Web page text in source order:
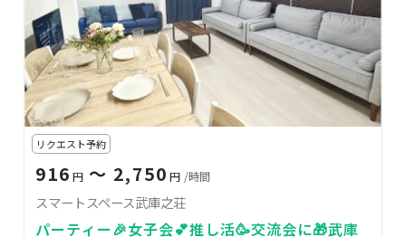
リクエスト予約
916 円 〜 2,750 円 /時間
スマートスペース武庫之荘
パーティー🎉女子会💕推し活🥳交流会に🎁武庫